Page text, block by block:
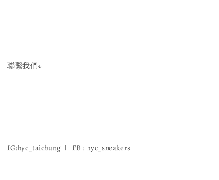
聯繫我們↓
IG:hyc_taichung l FB : hyc_sneakers